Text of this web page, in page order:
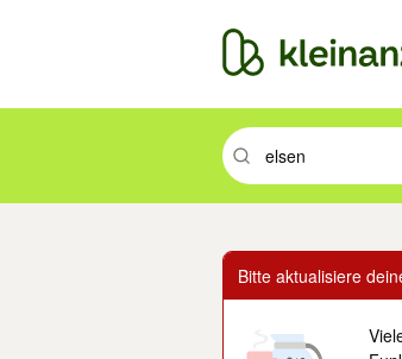
Suchbegriff eingeben.
Bitte aktualisiere